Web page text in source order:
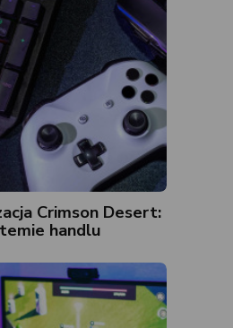
Crimson Desert:
handlu